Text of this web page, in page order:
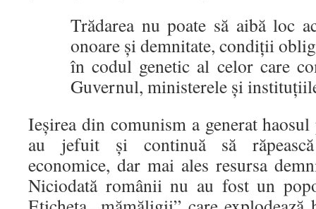
Trădarea nu poate să aibă loc
onoare și demnitate, condiții
în codul genetic al celor care
Guvernul, ministerele și
Ieșirea din comunism a generat
au jefuit și continuă să răpească
economice, dar mai ales resursa
Niciodată românii nu au fost un